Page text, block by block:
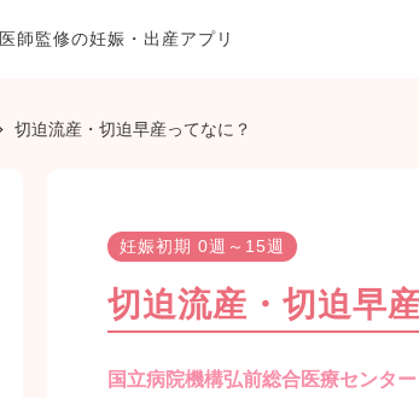
医師監修の妊娠・出産アプリ
切迫流産・切迫早産ってなに？
妊娠初期 0週～15週
切迫流産・切迫早
国立病院機構弘前総合医療センタ